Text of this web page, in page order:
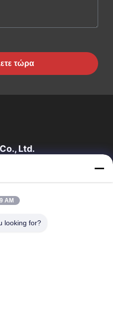
τώρα
Ltd.
Σχετικά Με Εμάς
Έλεγχος Ποιότητας
AM
looking for?